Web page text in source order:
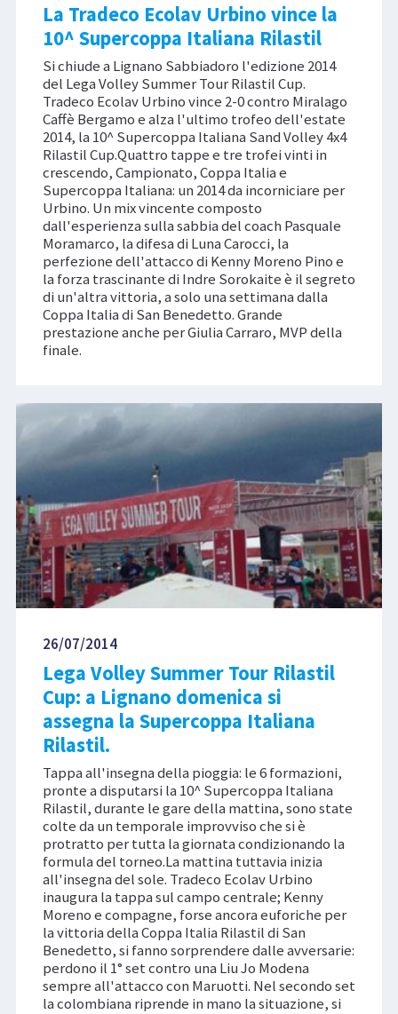
La Tradeco Ecolav Urbino vince la
10^ Supercoppa Italiana Rilastil
Si chiude a Lignano Sabbiadoro l'edizione 2014
del Lega Volley Summer Tour Rilastil Cup.
Tradeco Ecolav Urbino vince 2-0 contro Miralago
Caffè Bergamo e alza l'ultimo trofeo dell'estate
2014, la 10^ Supercoppa Italiana Sand Volley 4x4
Rilastil Cup.Quattro tappe e tre trofei vinti in
crescendo, Campionato, Coppa Italia e
Supercoppa Italiana: un 2014 da incorniciare per
Urbino. Un mix vincente composto
dall'esperienza sulla sabbia del coach Pasquale
Moramarco, la difesa di Luna Carocci, la
perfezione dell'attacco di Kenny Moreno Pino e
la forza trascinante di Indre Sorokaite è il segreto
di un'altra vittoria, a solo una settimana dalla
Coppa Italia di San Benedetto. Grande
prestazione anche per Giulia Carraro, MVP della
finale.
26/07/2014
Lega Volley Summer Tour Rilastil
Cup: a Lignano domenica si
assegna la Supercoppa Italiana
Rilastil.
Tappa all'insegna della pioggia: le 6 formazioni,
pronte a disputarsi la 10^ Supercoppa Italiana
Rilastil, durante le gare della mattina, sono state
colte da un temporale improvviso che si è
protratto per tutta la giornata condizionando la
formula del torneo.La mattina tuttavia inizia
all'insegna del sole. Tradeco Ecolav Urbino
inaugura la tappa sul campo centrale; Kenny
Moreno e compagne, forse ancora euforiche per
la vittoria della Coppa Italia Rilastil di San
Benedetto, si fanno sorprendere dalle avversarie:
perdono il 1° set contro una Liu Jo Modena
sempre all'attacco con Maruotti. Nel secondo set
la colombiana riprende in mano la situazione, si